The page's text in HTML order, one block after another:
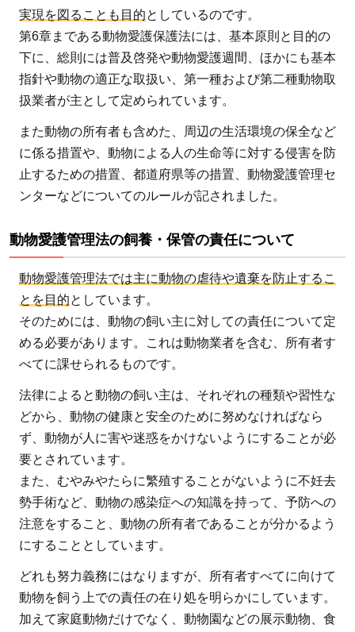
物
愛
護
管
法
を
守
ろ
う
実現を図ることも目的としているのです。
第6章まである動物愛護保護法には、基本原則と目的の
下に、総則には普及啓発や動物愛護週間、ほかにも基本
指針や動物の適正な取扱い、第一種および第二種動物取
扱業者が主として定められています。
また動物の所有者も含めた、周辺の生活環境の保全など
に係る措置や、動物による人の生命等に対する侵害を防
止するための措置、都道府県等の措置、動物愛護管理セ
ンターなどについてのルールが記されました。
動物愛護管理法の飼養・保管の責任について
動物愛護管理法では主に動物の虐待や遺棄を防止するこ
とを目的としています。
そのためには、動物の飼い主に対しての責任について定
める必要があります。これは動物業者を含む、所有者す
べてに課せられるものです。
法律によると動物の飼い主は、それぞれの種類や習性な
どから、動物の健康と安全のために努めなければなら
ず、動物が人に害や迷惑をかけないようにすることが必
要とされています。
また、むやみやたらに繁殖することがないように不妊去
勢手術など、動物の感染症への知識を持って、予防への
注意をすること、動物の所有者であることが分かるよう
にすることとしています。
どれも努力義務にはなりますが、所有者すべてに向けて
動物を飼う上での責任の在り処を明らかにしています。
加えて家庭動物だけでなく、動物園などの展示動物、食